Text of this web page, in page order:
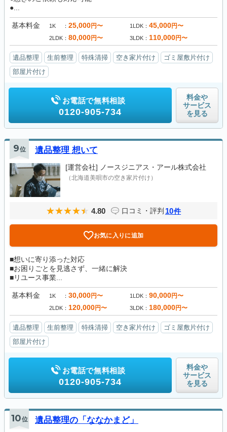
●...
基本料金 1K 25,000円〜 1LDK 45,000円〜
2LDK 80,000円〜 3LDK 110,000円〜
遺品整理 生前整理 特殊清掃 空き家片付け
ゴミ屋敷片付け
部屋片付け
お電話で無料相談
0120-905-734
料金や
サービス
を見る
9位 遺品整理 想いて
[運営会社] ノースジニアス・アール株式会社
（北海道美唄市の空き家片付け）
4.80 口コミ・評判 10件
お気に入りに追加
■想いに寄り添った対応
■お困りごとを見逃さず、一緒に解決
■リユース事業...
基本料金 1K 30,000円〜 1LDK 90,000円〜
2LDK 120,000円〜 3LDK 180,000円〜
遺品整理 生前整理 特殊清掃 空き家片付け
ゴミ屋敷片付け
部屋片付け
お電話で無料相談
0120-905-734
料金や
サービス
を見る
10位 遺品整理の「ななかまど」